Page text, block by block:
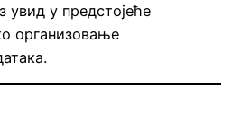
увид у предстојеће
организовање